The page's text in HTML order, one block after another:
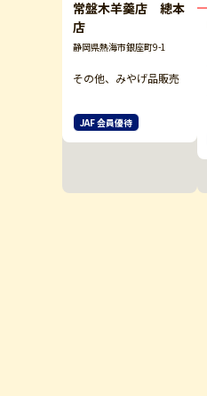
常盤木羊羹店 總本
店
静岡県熱海市銀座町9-1
その他、みやげ品販売
JAF 会員優待